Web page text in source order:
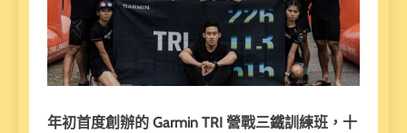
年初首度創辦的 Garmin TRI 營戰三鐵訓練班，十